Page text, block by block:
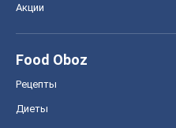
Акции
Food Oboz
Рецепты
Диеты